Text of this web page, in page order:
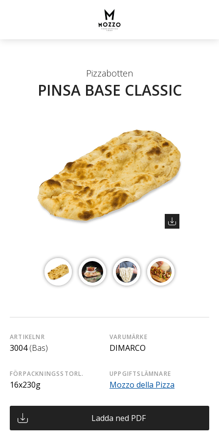
Pizzabotten
PINSA BASE CLASSIC
ARTIKELNR
3004 (Bas)
VARUMÄRKE
DIMARCO
FÖRPACKNINGSSTORL.
16x230g
UPPGIFTSLÄMNARE
Mozzo della Pizza
Ladda ned PDF